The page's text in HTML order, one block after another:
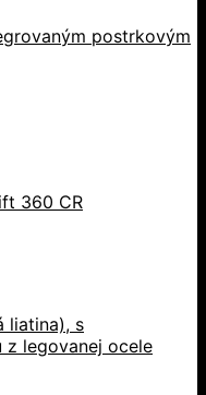
postrkovým
360 CR
liatina), s
z legovanej ocele